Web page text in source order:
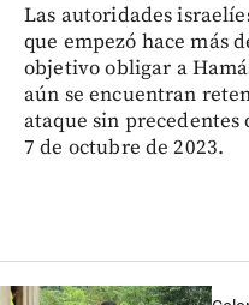
Las autoridades
que empezó hace más
objetivo obligar a
aún se encuentran
ataque sin
7 de octubre de 2023.